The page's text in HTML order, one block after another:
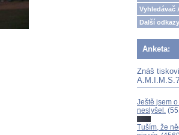
Vyhledávač
Další
Anketa:
Znáš
A.M.I.M.S.?
Ještě jsem
neslyšel.
Tuším, že